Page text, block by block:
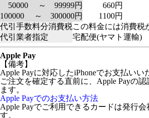
50000 ～ 99999円
660円
100000 ～ 300000円
1100円
代引手数料分消費税この料金には消費税
代引業者指定
宅配便(ヤマト運輸)
Apple Pay
【備考】
Apple Payに対応したiPhoneでお支払いい
ご注文を確定する直前に、Apple Payの
ます。
Apple Payでのお支払い方法
Apple Payでご利用できるカードは発行
す。